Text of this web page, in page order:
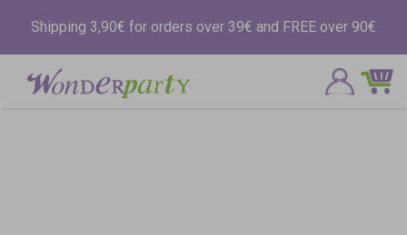
Shipping 3,90€ for orders over 39€ and FREE over 90€